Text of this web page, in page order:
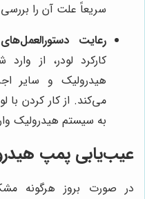
سریعاً علت آن را
رعایت
کارکرد لودر، از
هیدرولیک و سایر
می‌کند. از کار کردن با
به سیستم هیدرولیک
عیب‌یابی پمپ
در صورت بروز هرگونه